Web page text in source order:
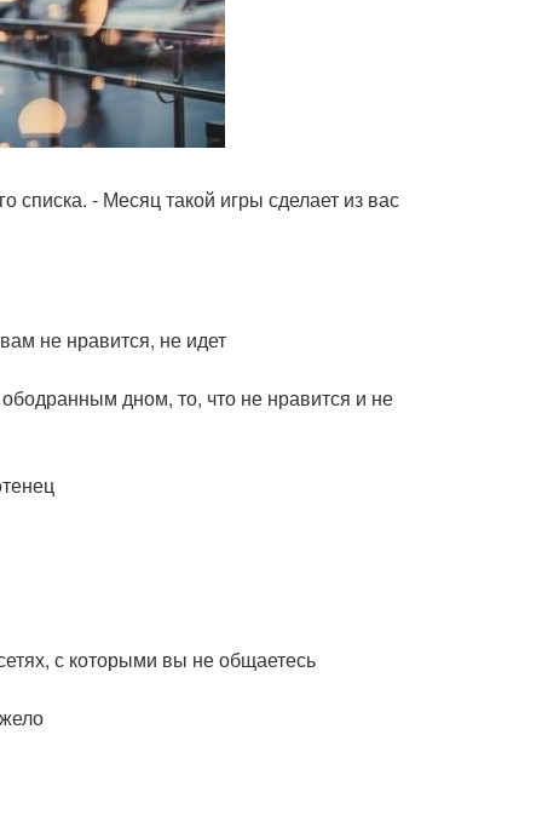
списка. - Месяц такой игры сделает из вас
не нравится, не идет
дном, то, что не нравится и не
с которыми вы не общаетесь